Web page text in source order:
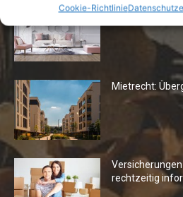
Cookie-RichtlinieFototapeten:
Mietrecht:
rechtzeitig